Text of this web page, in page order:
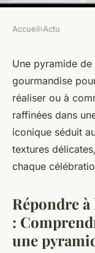
Pyramide
des
Élise•1 juillet 2025•
Accueil›Actu
Une pyramide
gourmandise
réaliser ou à
raffinées dans
iconique séduit
textures
chaque
Répondre
:
une